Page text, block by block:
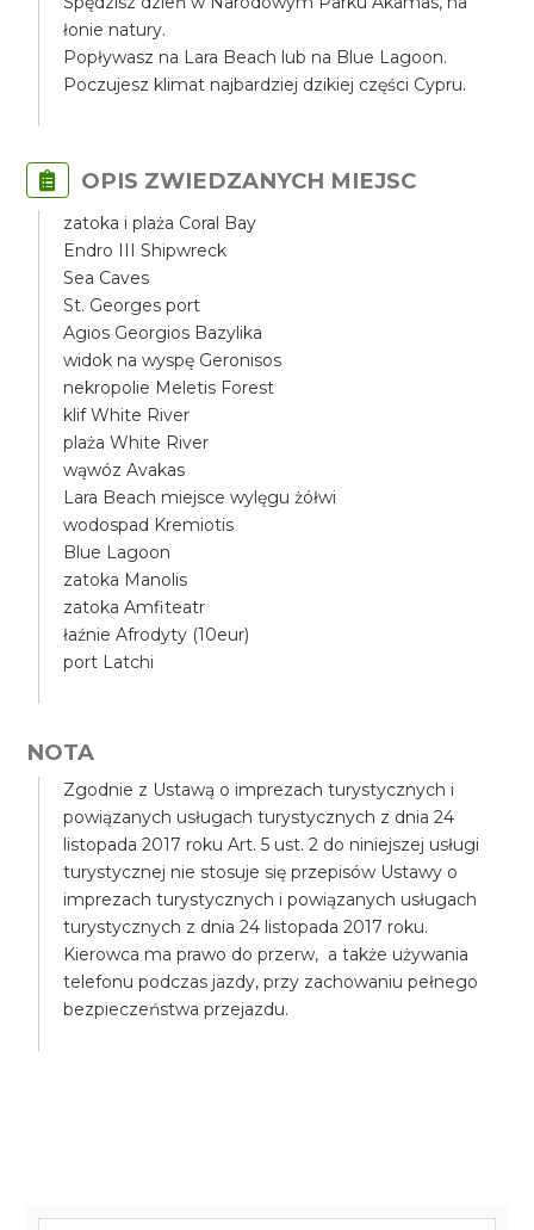
łonie natury.
Popływasz na Lara Beach lub na Blue Lagoon.
Poczujesz klimat najbardziej dzikiej części Cypru.
OPIS ZWIEDZANYCH MIEJSC
zatoka i plaża Coral Bay
Endro III Shipwreck
Sea Caves
St. Georges port
Agios Georgios Bazylika
widok na wyspę Geronisos
nekropolie Meletis Forest
klif White River
plaża White River
wąwóz Avakas
Lara Beach miejsce wylęgu żółwi
wodospad Kremiotis
Blue Lagoon
zatoka Manolis
zatoka Amfiteatr
łaźnie Afrodyty (10eur)
port Latchi
NOTA
Zgodnie z Ustawą o imprezach turystycznych i
powiązanych usługach turystycznych z dnia 24
listopada 2017 roku Art. 5 ust. 2 do niniejszej usługi
turystycznej nie stosuje się przepisów Ustawy o
imprezach turystycznych i powiązanych usługach
turystycznych z dnia 24 listopada 2017 roku.
Kierowca ma prawo do przerw, a także używania
telefonu podczas jazdy, przy zachowaniu pełnego
bezpieczeństwa przejazdu.